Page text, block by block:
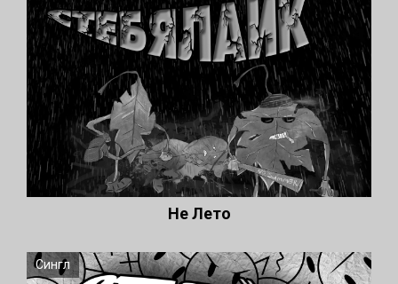
Не Лето
Сингл